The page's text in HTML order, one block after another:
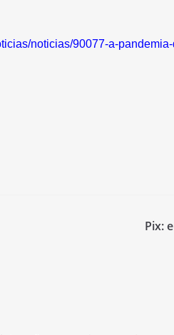
noticias/90077-a-
Pix: